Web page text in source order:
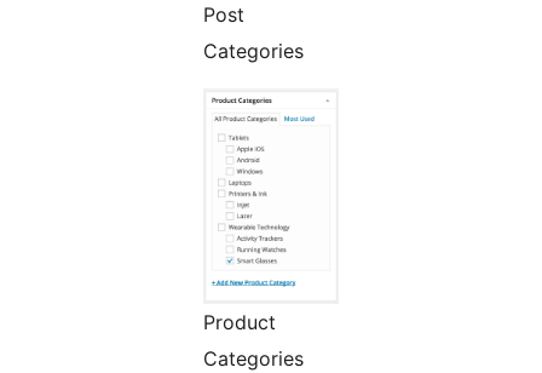
Post
Categories
Product
Categories